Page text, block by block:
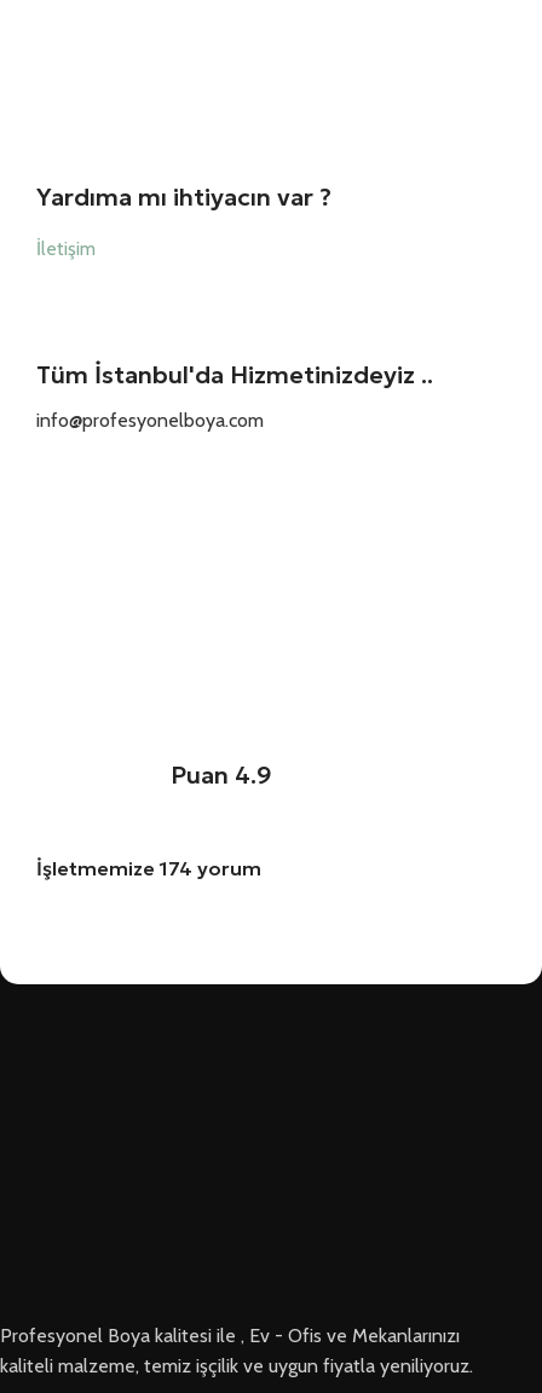
Yardıma mı ihtiyacın var ?
İletişim
Tüm İstanbul'da Hizmetinizdeyiz ..
info@profesyonelboya.com
Puan 4.9
İşletmemize 174 yorum
Profesyonel Boya kalitesi ile , Ev - Ofis ve Mekanlarınızı
kaliteli malzeme, temiz işçilik ve uygun fiyatla yeniliyoruz.